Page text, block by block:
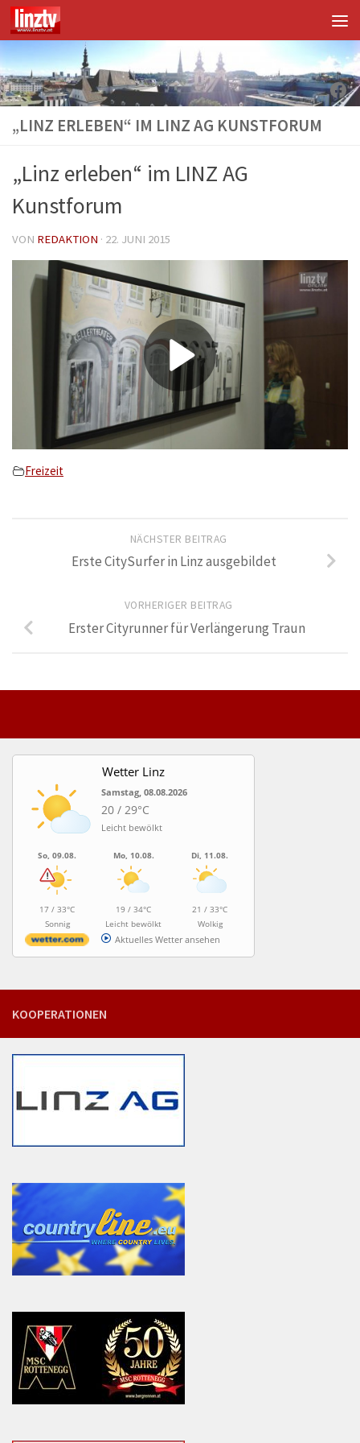
Unter dem Inhalt
„LINZ ERLEBEN“ IM LINZ AG KUNSTFORUM
„Linz erleben“ im LINZ AG
Kunstforum
VON REDAKTION · 22. JUNI 2015
Freizeit
NÄCHSTER BEITRAG
Erste CitySurfer in Linz ausgebildet
VORHERIGER BEITRAG
Erster Cityrunner für Verlängerung Traun
Wetter Linz
Samstag, 08.08.2026
20 / 29°C
Leicht bewölkt
So, 09.08.
17 / 33°C
Sonnig
Mo, 10.08.
19 / 34°C
Leicht bewölkt
Di, 11.08.
21 / 33°C
Wolkig
Aktuelles Wetter ansehen
KOOPERATIONEN